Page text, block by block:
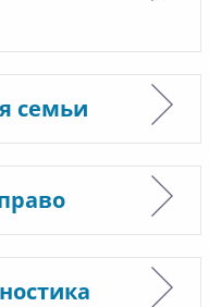
семьи